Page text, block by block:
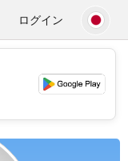
ログイン
💕